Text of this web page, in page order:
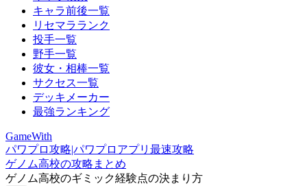
キャラ前後一覧
リセマラランク
投手一覧
野手一覧
彼女・相棒一覧
サクセス一覧
デッキメーカー
最強ランキング
GameWith
パワプロ攻略|パワプロアプリ最速攻略
ゲノム高校の攻略まとめ
ゲノム高校のギミック経験点の決まり方